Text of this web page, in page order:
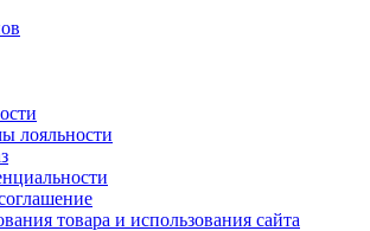
лояльности
товара и использования сайта